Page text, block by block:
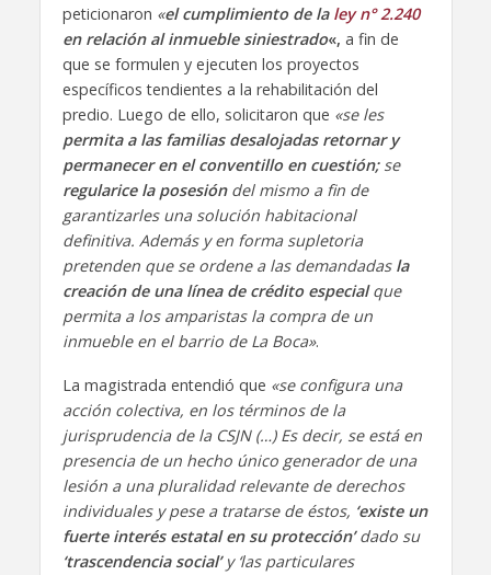
peticionaron «el cumplimiento de la ley n° 2.240
en relación al inmueble siniestrado«, a fin de
que se formulen y ejecuten los proyectos
específicos tendientes a la rehabilitación del
predio. Luego de ello, solicitaron que «se les
permita a las familias desalojadas retornar y
permanecer en el conventillo en cuestión; se
regularice la posesióndel mismo a fin de
garantizarles una solución habitacional
definitiva. Además y en forma supletoria
pretenden que se ordene a las demandadas la
creación de una línea de crédito especialque
permita a los amparistas la compra de un
inmueble en el barrio de La Boca».
La magistrada entendió que «se configura una
acción colectiva, en los términos de la
jurisprudencia de la CSJN (…) Es decir, se está en
presencia de un hecho único generador de una
lesión a una pluralidad relevante de derechos
individuales y pese a tratarse de éstos, ‘existe un
fuerte interés estatal en su protección’dado su
‘trascendencia social’y ‘las particulares